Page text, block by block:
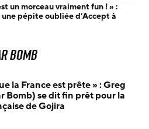
un morceau vraiment fun ! » :
pépite oubliée d’Accept à
Bomb
la France est prête » : Greg
Bomb) se dit fin prêt pour la
de Gojira